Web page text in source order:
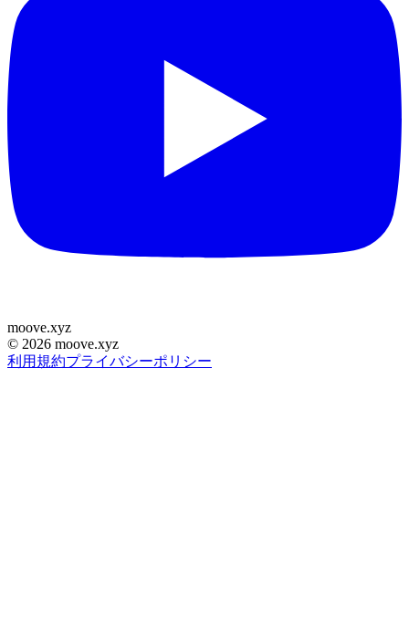
moove.xyz
© 2026 moove.xyz
利用規約プライバシーポリシー